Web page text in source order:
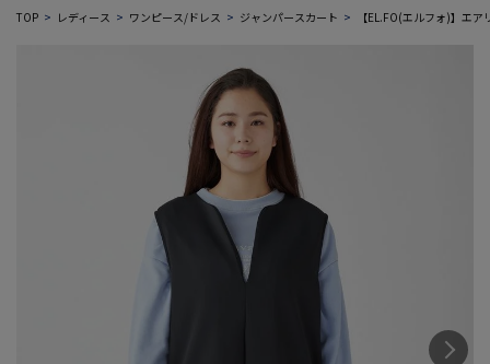
TOP レディース ワンピース/ドレス ジャンパースカート 【EL.FO(エルフォ)】エ